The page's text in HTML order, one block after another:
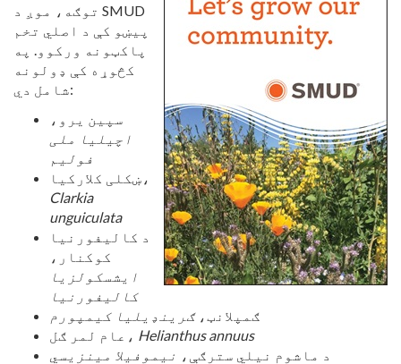
توګه، موږ د SMUD
پیښو کې د اصلي تخم
پاکټونه ورکوو. په
کڅوړه کې ډولونه
شامل دي:
سپین یرو،
اچیلیا ملی
ښکلی کلارکیا،
Clarkia
unguiculata
د کالیفورنیا
کوکنار،
ایشسکولزیا
ګمپلانټ،ګرینډیلیا کیمپورم
عام لمر ګل، Helianthus annuus
د ماشوم نیلي سترګې،